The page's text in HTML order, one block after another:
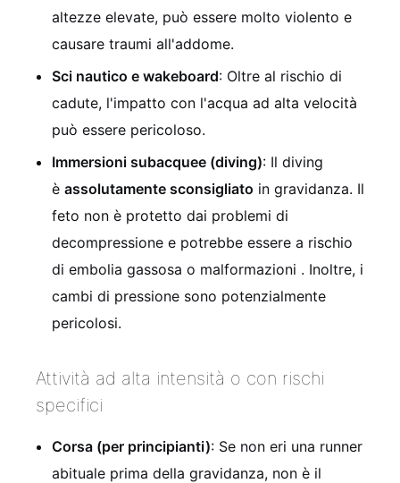
altezze elevate, può essere molto violento e
causare traumi all'addome.
Sci nautico e wakeboard: Oltre al rischio di
cadute, l'impatto con l'acqua ad alta velocità
può essere pericoloso.
Immersioni subacquee (diving): Il diving
è assolutamente sconsigliato in gravidanza. Il
feto non è protetto dai problemi di
decompressione e potrebbe essere a rischio
di embolia gassosa o malformazioni . Inoltre, i
cambi di pressione sono potenzialmente
pericolosi.
Attività ad alta intensità o con rischi
specifici
Corsa (per principianti): Se non eri una runner
abituale prima della gravidanza, non è il